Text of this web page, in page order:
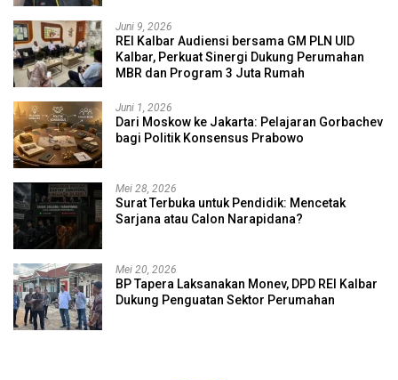
Juni 9, 2026
REI Kalbar Audiensi bersama GM PLN UID
Kalbar, Perkuat Sinergi Dukung Perumahan
MBR dan Program 3 Juta Rumah
Juni 1, 2026
Dari Moskow ke Jakarta: Pelajaran Gorbachev
bagi Politik Konsensus Prabowo
Mei 28, 2026
Surat Terbuka untuk Pendidik: Mencetak
Sarjana atau Calon Narapidana?
Mei 20, 2026
BP Tapera Laksanakan Monev, DPD REI Kalbar
Dukung Penguatan Sektor Perumahan